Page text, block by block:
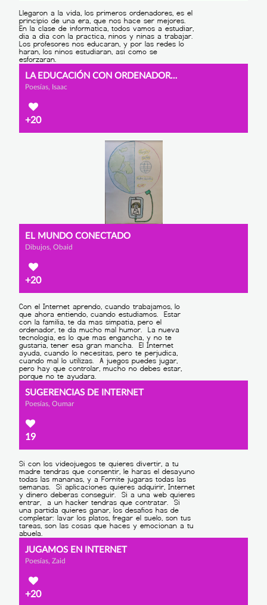
LA EDUCACIÓN CON ORDENADORES
Poesías, Isaac
+20
EL MUNDO CONECTADO
Dibujos, Obaid
+20
SUGERENCIAS DE INTERNET
Poesías, Oumar
19
JUGAMOS EN INTERNET
Poesías, Zaid
+20